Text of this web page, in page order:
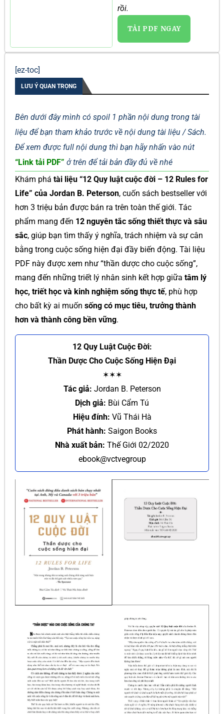
rồi.
TẢI PDF NGAY
[ez-toc]
LƯU Ý QUAN TRỌNG
Bên dưới đây mình có spoil 1 phần nội dung trong tài
liệu để bạn tham khảo trước về nội dung tài liệu / Sách.
Để xem được full nội dung thì bạn hãy nhấn vào nút
“Link tải PDF” ở trên để tải bản đầy đủ về nhé
Khám phá tài liệu “12 Quy luật cuộc đời – 12 Rules for
Life” của Jordan B. Peterson, cuốn sách bestseller với
hơn 3 triệu bản được bán ra trên toàn thế giới. Tác
phẩm mang đến 12 nguyên tắc sống thiết thực và sâu
sắc, giúp bạn tìm thấy ý nghĩa, trách nhiệm và sự cân
bằng trong cuộc sống hiện đại đầy biến động. Tài liệu
PDF này được xem như “thần dược cho cuộc sống”,
mang đến những triết lý nhân sinh kết hợp giữa tâm lý
học, triết học và kinh nghiệm sống thực tế, phù hợp
cho bất kỳ ai muốn sống có mục tiêu, trưởng thành
hơn và thành công bền vững.
12 Quy Luật Cuộc Đời:
Thần Dược Cho Cuộc Sống Hiện Đại
✶✶✶
Tác giả: Jordan B. Peterson
Dịch giả: Bùi Cẩm Tú
Hiệu đính: Vũ Thái Hà
Phát hành: Saigon Books
Nhà xuất bản: Thế Giới 02/2020
ebook@vctvegroup